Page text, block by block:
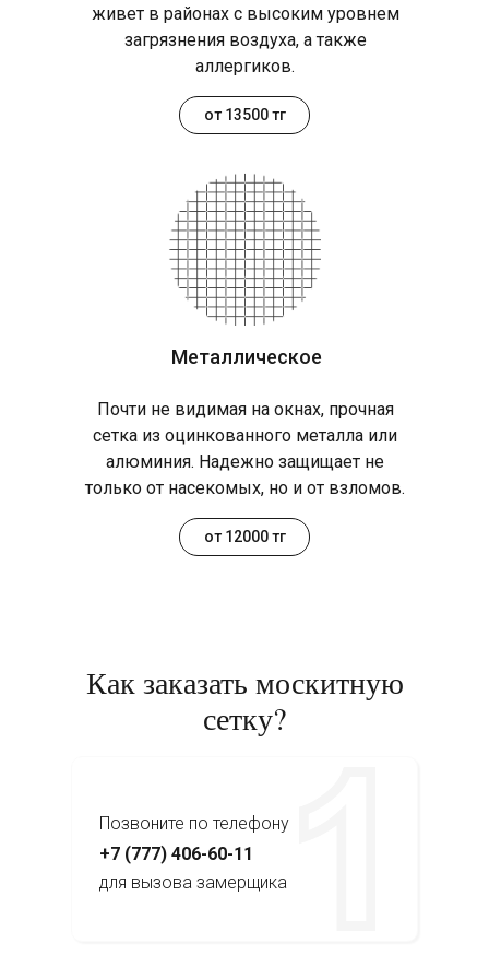
живет в районах с высоким уровнем
загрязнения воздуха, а также
аллергиков.
Металлическое
Почти не видимая на окнах, прочная
сетка из оцинкованного металла или
алюминия. Надежно защищает не
только от насекомых, но и от взломов.
от 13500 тг
от 12000 тг
Как заказать москитную
сетку?
Позвоните по телефону
+7 (777) 406-60-11
для вызова замерщика